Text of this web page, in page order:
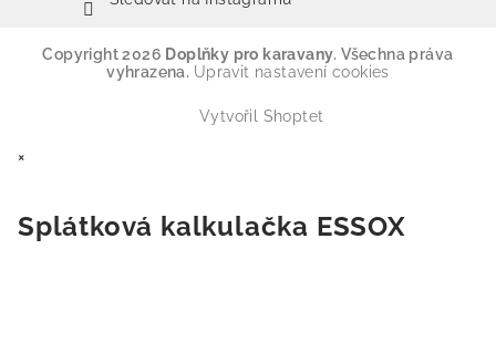
Copyright 2026 Doplňky pro karavany. Všechna práva
vyhrazena. Upravit nastavení cookies
Vytvořil Shoptet
×
Splátková kalkulačka ESSOX